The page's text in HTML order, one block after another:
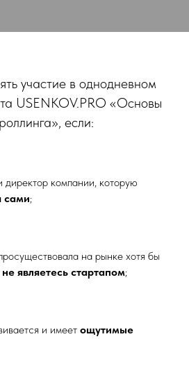
участие в однодневном
USENKOV.PRO «Основы
если:
компании, которую
сами;
на рынке хотя бы
не являетесь стартапом;
и имеет ощутимые